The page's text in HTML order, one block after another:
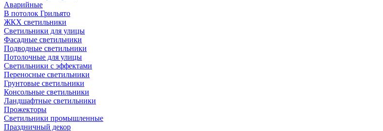
Аварийные
В потолок Грильято
ЖКХ светильники
Светильники для улицы
Фасадные светильники
Подводные светильники
Потолочные для улицы
Светильники с эффектами
Переносные светильники
Грунтовые светильники
Консольные светильники
Ландшафтные светильники
Прожекторы
Светильники промышленные
Праздничный декор